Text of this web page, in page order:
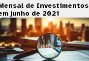
de Investimentos
junho de 2021